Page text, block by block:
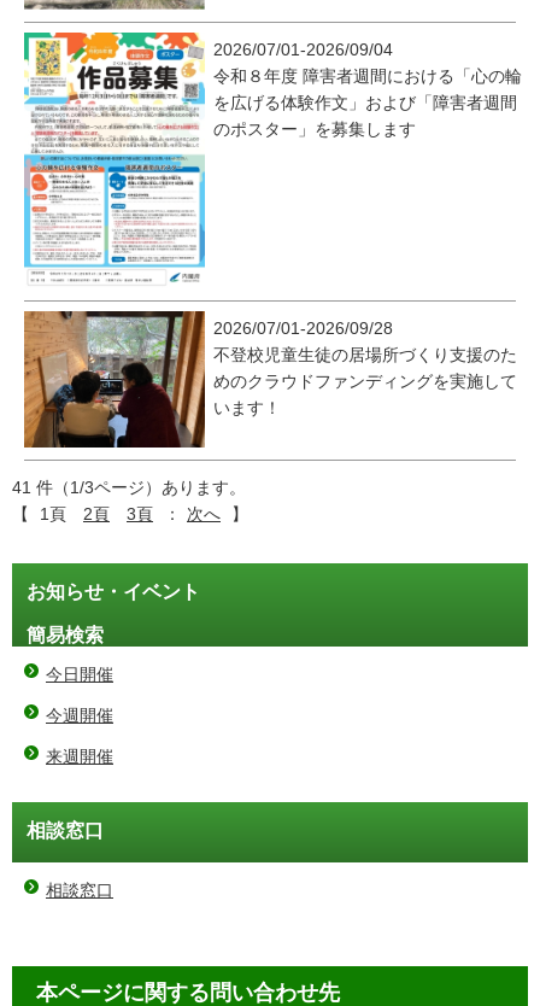
2026/07/01-2026/09/04
令和８年度 障害者週間における「心の輪
を広げる体験作文」および「障害者週間
のポスター」を募集します
2026/07/01-2026/09/28
不登校児童生徒の居場所づくり支援のた
めのクラウドファンディングを実施して
います！
41 件（1/3ページ）あります。
【
1頁 2頁 3頁 ： 次へ 】
お知らせ・イベント
簡易検索
今日開催
今週開催
来週開催
相談窓口
相談窓口
本ページに関する問い合わせ先